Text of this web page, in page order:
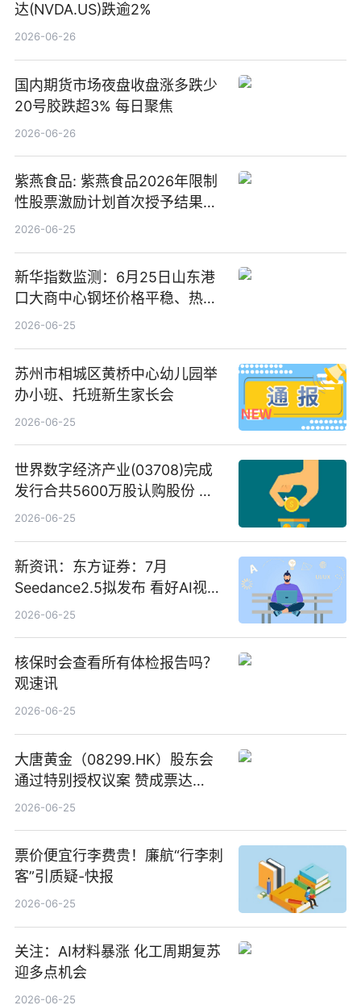
达(NVDA.US)跌逾2%
2026-06-26
国内期货市场夜盘收盘涨多跌少
20号胶跌超3% 每日聚焦
2026-06-26
紫燕食品: 紫燕食品2026年限制
性股票激励计划首次授予结果公
告-微资讯
2026-06-25
新华指数监测：6月25日山东港
口大商中心钢坯价格平稳、热轧
C料价格微幅下跌
2026-06-25
苏州市相城区黄桥中心幼儿园举
办小班、托班新生家长会
2026-06-25
世界数字经济产业(03708)完成
发行合共5600万股认购股份 净
筹约1007万港元 独家焦点
2026-06-25
新资讯：东方证券：7月
Seedance2.5拟发布 看好AI视频
创作工作流进一步提效
2026-06-25
核保时会查看所有体检报告吗？
观速讯
2026-06-25
大唐黄金（08299.HK）股东会
通过特别授权议案 赞成票达
100%_新动态
2026-06-25
票价便宜行李费贵！廉航“行李刺
客”引质疑-快报
2026-06-25
关注：AI材料暴涨 化工周期复苏
迎多点机会
2026-06-25